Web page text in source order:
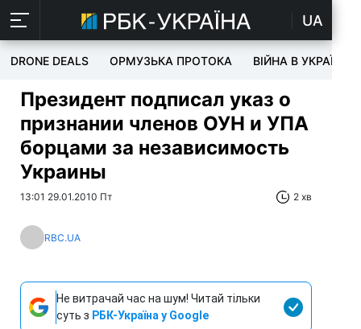
UA
DRONE DEALS ОРМУЗЬКА ПРОТОКА ВІЙНА В УКРАЇНІ
Президент подписал указ о
признании членов ОУН и УПА
борцами за независимость
Украины
13:01 29.01.2010 Пт 2 хв
RBC.UA
Не витрачай час на шум! Читай тільки
суть з РБК-Україна у Google